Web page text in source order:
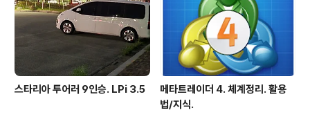
스타리아 투어러 9인승. LPi 3.5
메타트레이더 4. 체계정리. 활용
법/지식.